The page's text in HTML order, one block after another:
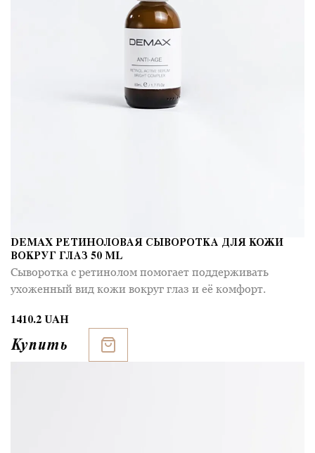
DEMAX РЕТИНОЛОВАЯ СЫВОРОТКА ДЛЯ КОЖИ
ВОКРУГ ГЛАЗ 50 ML
Сыворотка с ретинолом помогает поддерживать
ухоженный вид кожи вокруг глаз и её комфорт.
1410.2 UAH
Купить